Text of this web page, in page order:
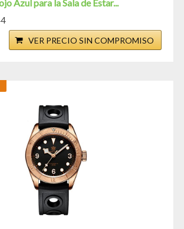
Azul para la Sala de Estar...
VER PRECIO SIN COMPROMISO